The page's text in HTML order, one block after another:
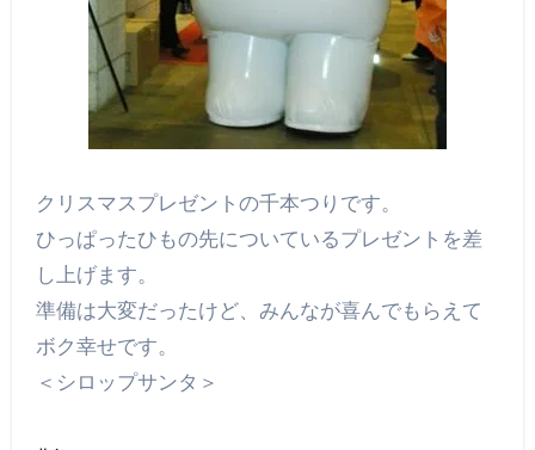
クリスマスプレゼントの千本つりです。
ひっぱったひもの先についているプレゼントを差
し上げます。
準備は大変だったけど、みんなが喜んでもらえて
ボク幸せです。
＜シロップサンタ＞